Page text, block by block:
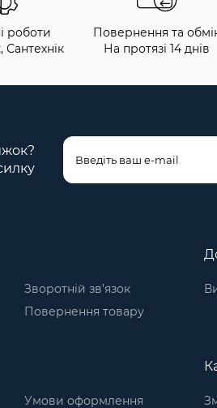
роботи
Повернення та
На протязі 14 днів
Зворотній зв’язок
Повернення товару
Умови оформлення